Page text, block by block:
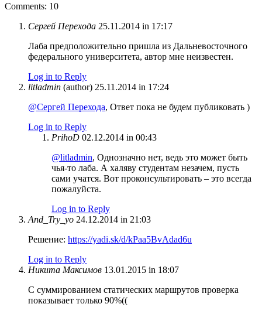
Comments: 10
Сергей Перехода 25.11.2014 in 17:17
Лаба предположительно пришла из Дальневосточного
федерального университета, автор мне неизвестен.
Log in to Reply
litladmin (author) 25.11.2014 in 17:24
@Сергей Перехода, Ответ пока не будем публиковать )
Log in to Reply
PrihoD 02.12.2014 in 00:43
@litladmin, Однозначно нет, ведь это может быть
чья-то лаба. А халяву студентам незачем, пусть
сами учатся. Вот проконсультировать – это всегда
пожалуйста.
Log in to Reply
And_Try_yo 24.12.2014 in 21:03
Решение: https://yadi.sk/d/kPaa5BvAdad6u
Log in to Reply
Никита Максимов 13.01.2015 in 18:07
С суммированием статических маршрутов проверка
показывает только 90%((